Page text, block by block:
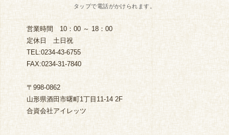
営業時間 10：00 ～ 18：00
定休日 土日祝
TEL:0234-43-6755
FAX:0234-31-7840
〒998-0862
山形県酒田市曙町1丁目11-14 2F
合資会社アイレッツ